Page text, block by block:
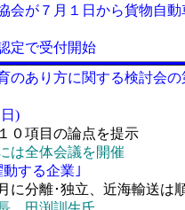
会が７月１日から貨物自動
定で受付開始
のあり方に関する検討会
)
０項目の論点を提示
は全体会議を開催
動する企業｣
に分離･独立、近海輸送は